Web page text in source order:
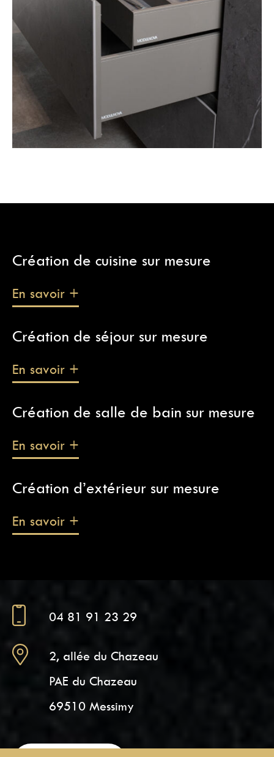
Création de cuisine sur mesure
En savoir +
Création de séjour sur mesure
En savoir +
Création de salle de bain sur mesure
En savoir +
Création d’extérieur sur mesure
En savoir +
04 81 91 23 29
2, allée du Chazeau
PAE du Chazeau
69510 Messimy